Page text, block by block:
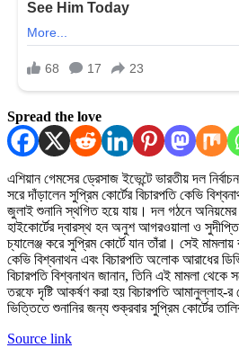
Spread the love
এশিয়ান গেমসের ড্রেসাজ ইভেন্টে ভারতীয় দল
সরে দাঁড়ালেন সুপ্রিম কোর্টের বিচারপতি কেভি
জুলাই শুনানি স্থগিত হয়ে যায়। দল গঠনে
হাইকোর্টের দ্বারস্থ হন অনুশ আগরওয়ালা ও সুদীপ্তি
চ্যালেঞ্জ করে সুপ্রিম কোর্টে যান তাঁরা। সেই মামলায়
কেভি বিশ্বনাথন এবং বিচারপতি অলোক আরাধের
বিচারপতি বিশ্বনাথন জানান, তিনি এই মামলা থেকে
তরফে দৃষ্টি আকর্ষণ করা হয় বিচারপতি আমানুল্লাহ-র
ভিত্তিতে শুনানির জন্য শুক্রবার সুপ্রিম কোর্টের
Source link